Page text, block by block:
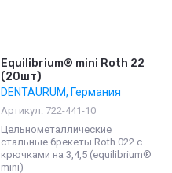
Equilibrium® mini Roth 22
(20шт)
DENTAURUM, Германия
Артикул: 722-441-10
Цельнометаллические
стальные брекеты Roth 022 с
крючками на 3,4,5 (equilibrium®
mini)